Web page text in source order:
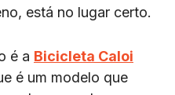
está no lugar certo.
é a Bicicleta Caloi
é um modelo que